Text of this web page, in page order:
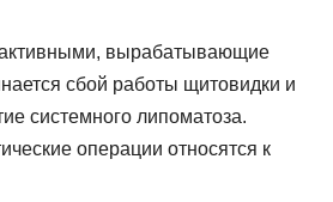
вырабатывающие
сбой работы щитовидки и
системного липоматоза.
операции относятся к